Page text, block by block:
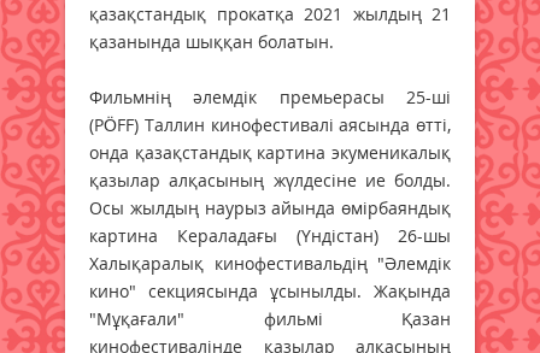
қазақстандық прокатқа 2021 жылдың 21
қазанында шыққан болатын.
Фильмнің әлемдік премьерасы 25-ші
(PÖFF) Таллин кинофестивалі аясында өтті,
онда қазақстандық картина экуменикалық
қазылар алқасының жүлдесіне ие болды.
Осы жылдың наурыз айында өмірбаяндық
картина Кераладағы (Үндістан) 26-шы
Халықаралық кинофестивальдің "Әлемдік
кино" секциясында ұсынылды. Жақында
"Мұқағали" фильмі Қазан
кинофестивалінде қазылар алқасының